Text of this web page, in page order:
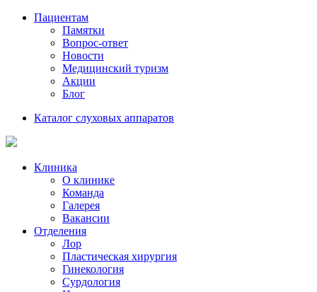
Пациентам
Памятки
Вопрос-ответ
Новости
Медицинский туризм
Акции
Блог
Каталог слуховых аппаратов
Клиника
О клинике
Команда
Галерея
Вакансии
Отделения
Лор
Пластическая хирургия
Гинекология
Сурдология